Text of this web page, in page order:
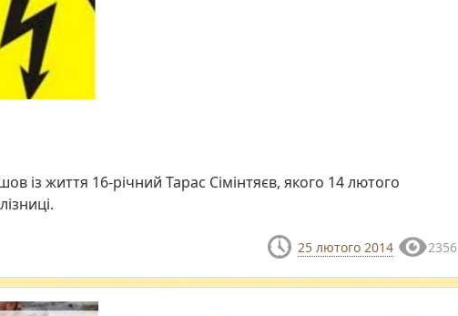
із життя 16-річний Тарас Сімінтяєв, якого 14 лютого
25 лютого 2014 2356